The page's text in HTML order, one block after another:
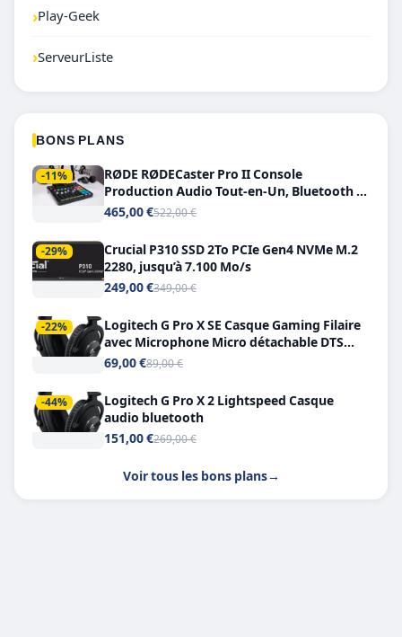
›Play-Geek
›ServeurListe
BONS PLANS
-11%
RØDE RØDECaster Pro II Console
Production Audio Tout-en-Un, Bluetooth et
Double USB-C
465,00 €522,00 €
-29%
Crucial P310 SSD 2To PCIe Gen4 NVMe M.2
2280, jusqu’à 7.100 Mo/s
249,00 €349,00 €
-22%
Logitech G Pro X SE Casque Gaming Filaire
avec Microphone Micro détachable DTS
Headphone X 7.1
69,00 €89,00 €
-44%
Logitech G Pro X 2 Lightspeed Casque
audio bluetooth
151,00 €269,00 €
Voir tous les bons plans→